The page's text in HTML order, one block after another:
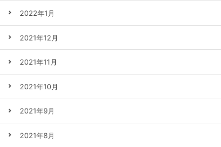
2022年1月
2021年12月
2021年11月
2021年10月
2021年9月
2021年8月